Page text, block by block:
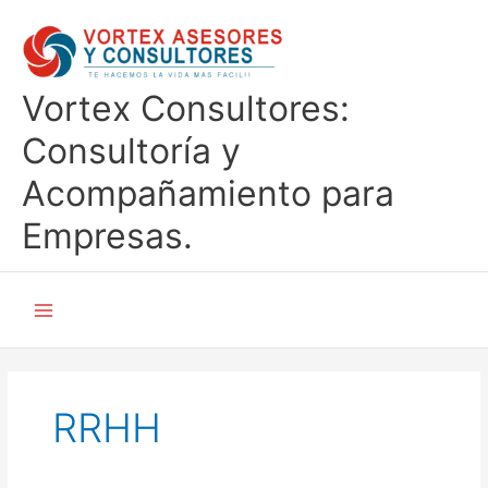
contenido
Vortex Consultores:
Consultoría y
Acompañamiento para
Empresas.
RRHH